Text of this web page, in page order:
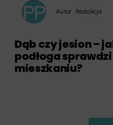
Autor: Redakcja
Dąb czy jesion –
podłoga
mieszkaniu?